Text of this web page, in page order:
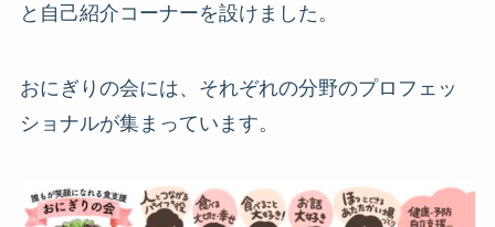
と自己紹介コーナーを設けました。
おにぎりの会には、それぞれの分野のプロフェッ
ショナルが集まっています。